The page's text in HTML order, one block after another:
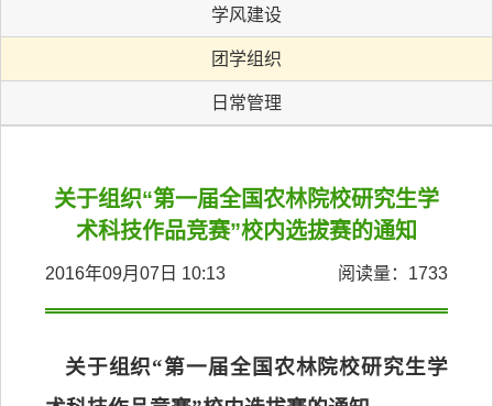
学风建设
团学组织
日常管理
关于组织“第一届全国农林院校研究生学
术科技作品竞赛”校内选拔赛的通知
2016年09月07日 10:13 阅读量： 1733
关于组织“第一届全国农林院校研究生学